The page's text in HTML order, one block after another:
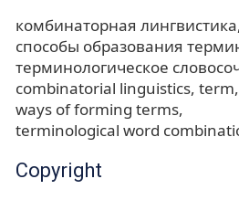
комбинаторная лингвистика
способы образования
терминологическое
combinatorial linguistics term
ways of forming terms
terminological word
Copyright